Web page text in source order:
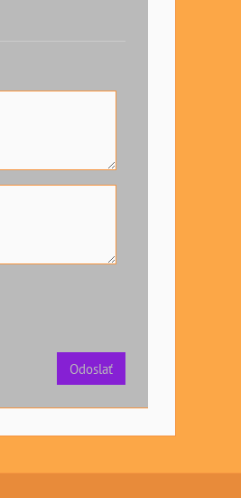
Odoslať